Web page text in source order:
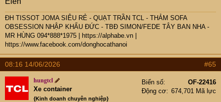
ĐH TISSOT JOMA SIÊU RẺ - QUẠT TRẦN TCL - THẢM SOFA
OBSESSION NHẬP KHẨU ĐỨC - TBĐ SIMON/FEDE TÂY BAN NHA -
MR HÙNG 094*888*1975 | https://alphabe.vn |
https://www.facebook.com/donghocathanoi
08:16 14/06/2026 #65
hungtcl
Xe container
{Kinh doanh chuyên nghiệp}
Biển số
OF-22416
Động cơ
674,701 Mã lực